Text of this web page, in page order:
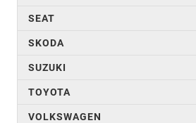
SEAT
SKODA
SUZUKI
TOYOTA
VOLKSWAGEN